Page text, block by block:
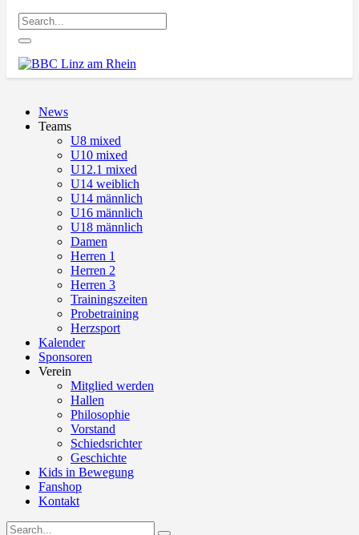
News
Teams
U8 mixed
U10 mixed
U12.1 mixed
U14 weiblich
U14 männlich
U16 männlich
U18 männlich
Damen
Herren 1
Herren 2
Herren 3
Trainingszeiten
Probetraining
Herzsport
Kalender
Sponsoren
Verein
Mitglied werden
Hallen
Philosophie
Vorstand
Schiedsrichter
Geschichte
Kids in Bewegung
Fanshop
Kontakt